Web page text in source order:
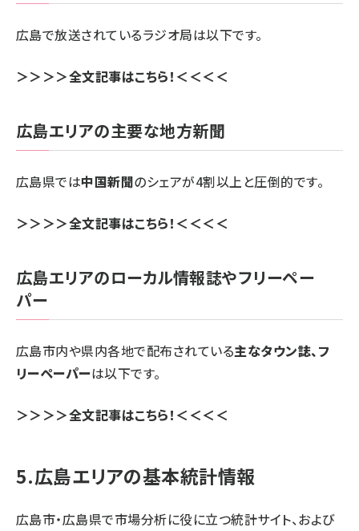
広島で放送されているラジオ局は以下です。
＞＞＞＞全文記事はこちら！＜＜＜＜
広島エリアの主要な地方新聞
広島県では中国新聞のシェアが4割以上と圧倒的です。
＞＞＞＞全文記事はこちら！＜＜＜＜
広島エリアのローカル情報誌やフリーペー
パー
広島市内や県内各地で配布されている主なタウン誌、フ
リーペーパーは以下です。
＞＞＞＞全文記事はこちら！＜＜＜＜
5.広島エリアの基本統計情報
広島市・広島県で市場分析に役に立つ統計サイト、および